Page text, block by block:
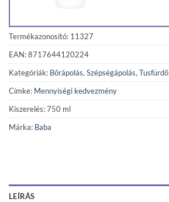
Termékazonosító: 11327
EAN: 8717644120224
Kategóriák: Bőrápolás, Szépségápolás, Tusfürdő
Címke: Mennyiségi kedvezmény
Kiszerelés: 750 ml
Márka: Baba
LEÍRÁS